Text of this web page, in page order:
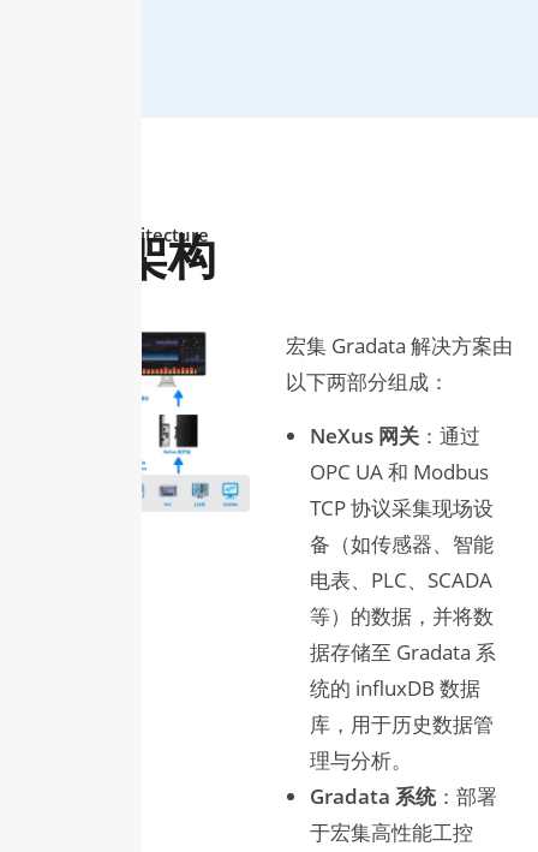
Solution Architecture
方案架构
宏集 Gradata 解决方案由
以下两部分组成：
NeXus 网关 ：通过
OPC UA 和 Modbus
TCP 协议采集现场设
备（如传感器、智能
电表、PLC、SCADA
等）的数据，并将数
据存储至 Gradata 系
统的 influxDB 数据
库，用于历史数据管
理与分析。
Gradata 系统：部署
于宏集高性能工控